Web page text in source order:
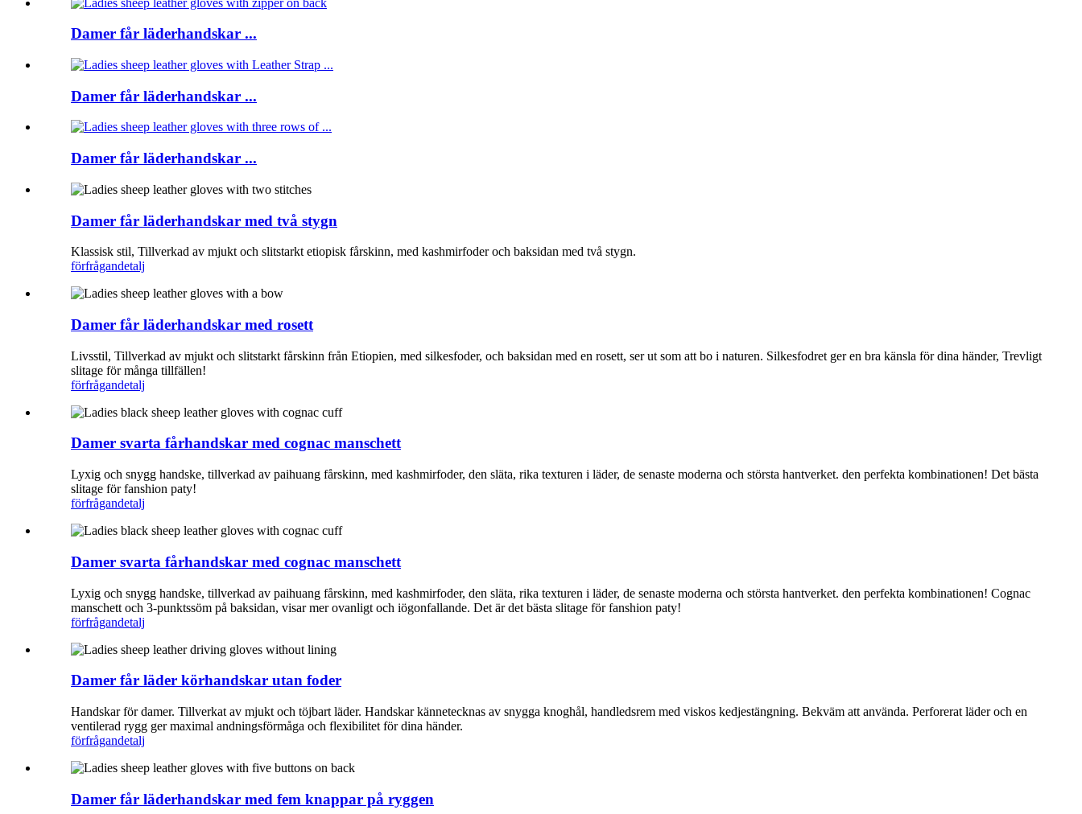
Damer får läderhandskar ...
Damer får läderhandskar ...
Damer får läderhandskar ...
Damer får läderhandskar med två stygn
Klassisk stil, Tillverkad av mjukt och slitstarkt etiopisk fårskinn, med kashmirfoder och baksidan med två stygn.
förfrågandetalj
Damer får läderhandskar med rosett
Livsstil, Tillverkad av mjukt och slitstarkt fårskinn från Etiopien, med silkesfoder, och baksidan med en rosett, ser ut som att bo i naturen. Silkesfodret ger en bra känsla för dina händer, Trevligt
slitage för många tillfällen!
förfrågandetalj
Damer svarta fårhandskar med cognac manschett
Lyxig och snygg handske, tillverkad av paihuang fårskinn, med kashmirfoder, den släta, rika texturen i läder, de senaste moderna och största hantverket. den perfekta kombinationen! Det bästa
slitage för fanshion paty!
förfrågandetalj
Damer svarta fårhandskar med cognac manschett
Lyxig och snygg handske, tillverkad av paihuang fårskinn, med kashmirfoder, den släta, rika texturen i läder, de senaste moderna och största hantverket. den perfekta kombinationen! Cognac
manschett och 3-punktssöm på baksidan, visar mer ovanligt och iögonfallande. Det är det bästa slitage för fanshion paty!
förfrågandetalj
Damer får läder körhandskar utan foder
Handskar för damer. Tillverkat av mjukt och töjbart läder. Handskar kännetecknas av snygga knoghål, handledsrem med viskos kedjestängning. Bekväm att använda. Perforerat läder och en
ventilerad rygg ger maximal andningsförmåga och flexibilitet för dina händer.
förfrågandetalj
Damer får läderhandskar med fem knappar på ryggen